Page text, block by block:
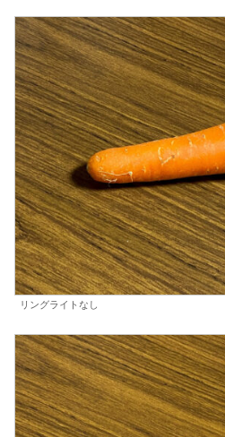
リングライトなし